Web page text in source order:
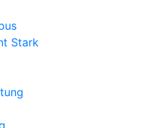
Stark